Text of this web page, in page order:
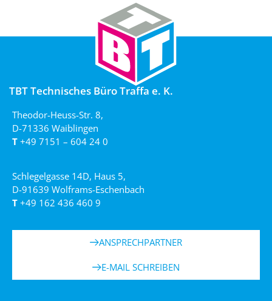
TBT Technisches Büro Traffa e. K.
Theodor-Heuss-Str. 8,
D-71336 Waiblingen
T +49 7151 – 604 24 0
Schlegelgasse 14D, Haus 5,
D-91639 Wolframs-Eschenbach
T +49 162 436 460 9
ANSPRECHPARTNER
E-MAIL SCHREIBEN